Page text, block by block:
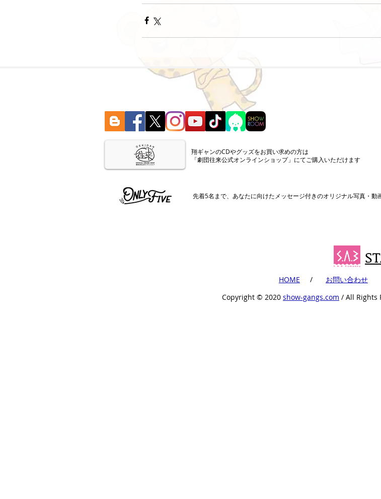
​翔ギャンのCDやグッズをお買い求めの方は
「劇団往来公式オンラインショップ」にてご購入いただけます
先着5名まで、あなたに向けたメッセージ付きのオリジナル写真・動
​HOME ​ /
​お問い合わせ
Copyright ©︎ 2020 show-gangs.com / All Rights